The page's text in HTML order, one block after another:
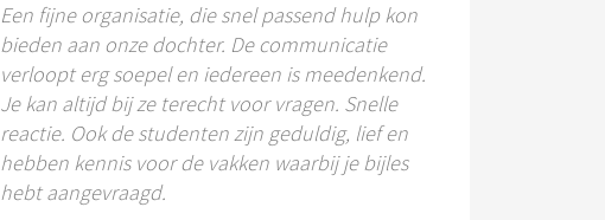
Een fijne organisatie, die snel passend hulp kon
bieden aan onze dochter. De communicatie
verloopt erg soepel en iedereen is meedenkend.
Je kan altijd bij ze terecht voor vragen. Snelle
reactie. Ook de studenten zijn geduldig, lief en
hebben kennis voor de vakken waarbij je bijles
hebt aangevraagd.